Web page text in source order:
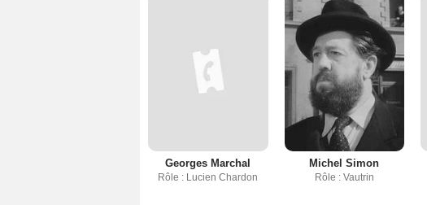
Georges Marchal
Rôle : Lucien Chardon
Michel Simon
Rôle : Vautrin